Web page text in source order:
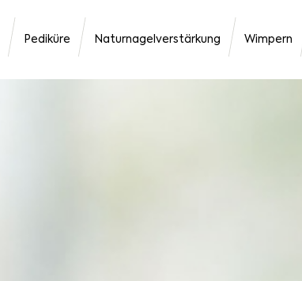
Pediküre Naturnagelverstärkung Wimpern